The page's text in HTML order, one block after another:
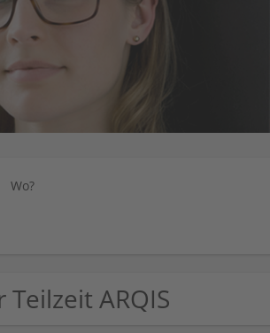
Wo?
Teilzeit ARQIS